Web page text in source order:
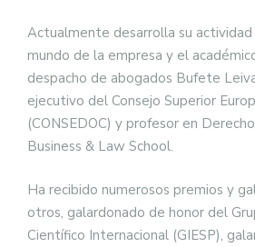
Actualmente desarrolla su
mundo de la empresa y el
despacho de abogados Bufete
ejecutivo del Consejo Superior
(CONSEDOC) y profesor en
Business & Law School.
Ha recibido numerosos premios y
otros, galardonado de honor del
Científico Internacional (GIESP),